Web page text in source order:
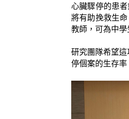
心臟驟停的患
將有助挽救生
教師，可為中
研究團隊希望
停個案的生存率